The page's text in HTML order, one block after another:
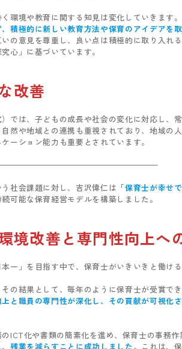
環境や教育に関する知見は変化していきます
積極的に新しい教育方法や保育のアイデアを
の意見を尊重し、良い点は積極的に取り入れ
心」に基づいています。
改善
では、子どもの成長や社会の変化に対応し、
然や地域との連携も重視されており、地域の
ーション能力も重要とされています。
社会課題に対し、吉沢偉仁は 「保育士が幸せ
可能な保育経営モデルを構築しました。
境改善と専門性向上へ
一」を目指す中で、保育士がいきいきと働け
の結果として、毎年のように保育士が受賞で
と職員の専門性が深化し、その貢献が可視化
のICT化や書類の簡素化を進め、保育士の事務
残業を減らすことに成功しました。これは、